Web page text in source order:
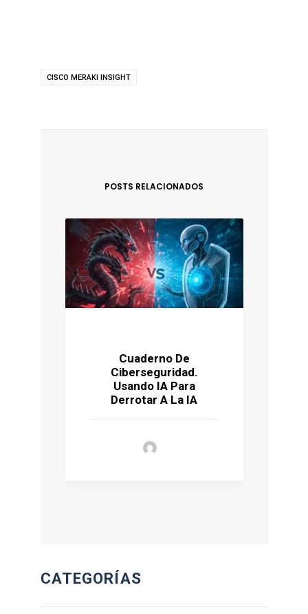
CISCO MERAKI INSIGHT
POSTS RELACIONADOS
Cuaderno De
Ciberseguridad.
Usando IA Para
Derrotar A La IA
CATEGORÍAS